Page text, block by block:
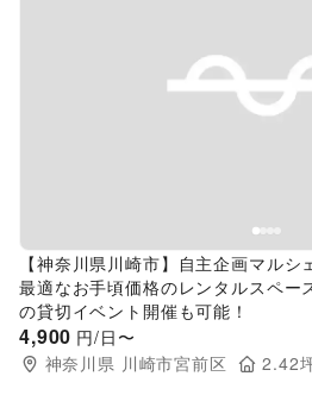
Previous slide
【神奈川県川崎市】自主企画マル
最適なお手頃価格のレンタルスペー
の貸切イベント開催も可能！
4,900 円/日〜
神奈川県 川崎市宮前区 2.42